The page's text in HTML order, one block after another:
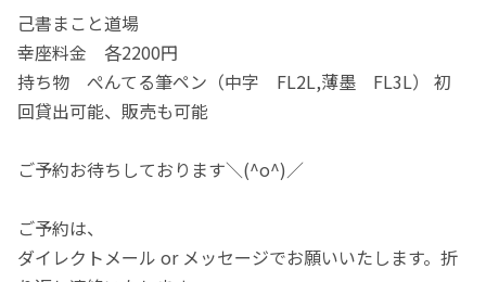
己書まこと道場
幸座料金 各2200円
持ち物 ぺんてる筆ペン（中字 FL2L,薄墨 FL3L） 初
回貸出可能、販売も可能
ご予約お待ちしております＼(^o^)／
ご予約は、
ダイレクトメール or メッセージでお願いいたします。折